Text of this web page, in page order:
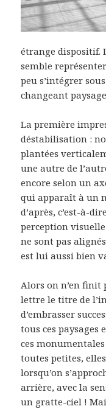
étrange dispositif.
semble
peu s’intégrer
changeant
La première
déstabilisation :
plantées
une autre de
encore selon un
qui apparaît à un
d’après, c’est-à-
perception
ne sont pas
est lui aussi bien
Alors on n’en finit
lettre le titre de
d’embrasser
tous ces paysages
ces
toutes petites,
lorsqu’on
arrière, avec la
un gratte-ciel !